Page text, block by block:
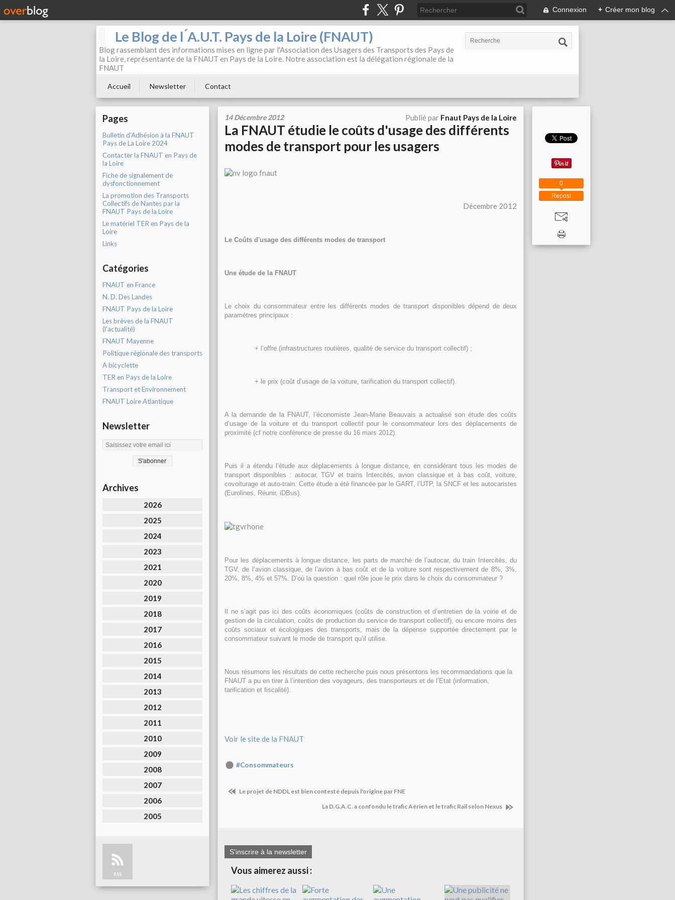
Connexion + Créer mon blog
Le Blog de l ́A.U.T. Pays de la Loire (FNAUT)
Blog rassemblant des informations mises en ligne par l'Association des Usagers des Transports des Pays de
la Loire, représentante de la FNAUT en Pays de la Loire. Notre association est la délégation régionale de la
FNAUT
Accueil Newsletter Contact
Pages
Bulletin d'Adhésion à la FNAUT
Pays de La Loire 2024
Contacter la FNAUT en Pays de
la Loire
Fiche de signalement de
dysfonctionnement
La promotion des Transports
Collectifs de Nantes par la
FNAUT Pays de la Loire
Le matériel TER en Pays de la
Loire
Links
Catégories
FNAUT en France
N. D. Des Landes
FNAUT Pays de la Loire
Les brèves de la FNAUT
(l'actualité)
FNAUT Mayenne
Politique régionale des transports
A bicyclette
TER en Pays de la Loire
Transport et Environnement
FNAUT Loire Atlantique
Newsletter
Archives
2026
2025
2024
2023
2021
2020
2019
2018
2017
2016
2015
2014
2013
2012
2011
2010
2009
2008
2007
2006
2005
RSS
14 Décembre 2012 Publié par Fnaut Pays de la Loire
La FNAUT étudie le coûts d'usage des différents
modes de transport pour les usagers
Décembre 2012
Le Coûts d'usage des différents modes de transport
Une étude de la FNAUT
Le choix du consommateur entre les différents modes de transport disponibles dépend de deux
paramètres principaux :
+ l’offre (infrastructures routières, qualité de service du transport collectif) ;
+ le prix (coût d’usage de la voiture, tarification du transport collectif).
A la demande de la FNAUT, l’économiste Jean-Marie Beauvais a actualisé son étude des coûts
d’usage de la voiture et du transport collectif pour le consommateur lors des déplacements de
proximité (cf notre conférence de presse du 16 mars 2012).
Puis il a étendu l’étude aux déplacements à longue distance, en considérant tous les modes de
transport disponibles : autocar, TGV et trains Intercités, avion classique et à bas coût, voiture,
covoiturage et auto-train. Cette étude a été financée par le GART, l’UTP, la SNCF et les autocaristes
(Eurolines, Réunir, iDBus).
Pour les déplacements à longue distance, les parts de marché de l’autocar, du train Intercités, du
TGV, de l’avion classique, de l’avion à bas coût et de la voiture sont respectivement de 8%, 3%,
20%, 8%, 4% et 57%. D’où la question : quel rôle joue le prix dans le choix du consommateur ?
Il ne s’agit pas ici des coûts économiques (coûts de construction et d’entretien de la voirie et de
gestion de la circulation, coûts de production du service de transport collectif), ou encore moins des
coûts sociaux et écologiques des transports, mais de la dépense supportée directement par le
consommateur suivant le mode de transport qu’il utilise.
Nous résumons les résultats de cette recherche puis nous présentons les recommandations que la
FNAUT a pu en tirer à l’intention des voyageurs, des transporteurs et de l’Etat (information,
tarification et fiscalité).
Voir le site de la FNAUT
#Consommateurs
Le projet de NDDL est bien contesté depuis l'origine par FNE
La D.G.A.C. a confondu le trafic Aérien et le trafic Rail selon Nexus
S'inscrire à la newsletter
Vous aimerez aussi :
Repost
0